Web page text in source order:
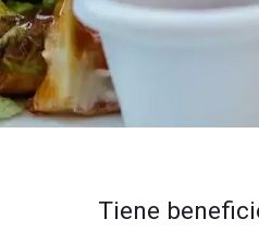
Tiene